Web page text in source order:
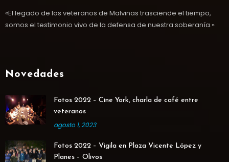
«El legado de los veteranos de Malvinas trasciende el tiempo,
somos el testimonio vivo de la defensa de nuestra soberanía.»
Novedades
Fotos 2022 – Cine York, charla de café entre
veteranos
agosto 1, 2023
Fotos 2022 – Vigila en Plaza Vicente López y
Planes – Olivos